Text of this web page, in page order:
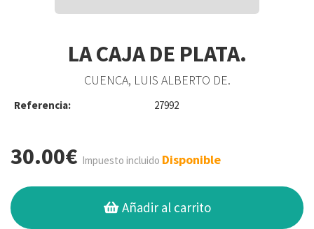
LA CAJA DE PLATA.
CUENCA, LUIS ALBERTO DE.
Referencia: 27992
30.00€ Impuesto incluido Disponible
Añadir al carrito